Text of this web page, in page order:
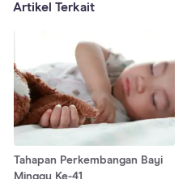
Artikel Terkait
Tahapan Perkembangan Bayi
Minggu Ke-41